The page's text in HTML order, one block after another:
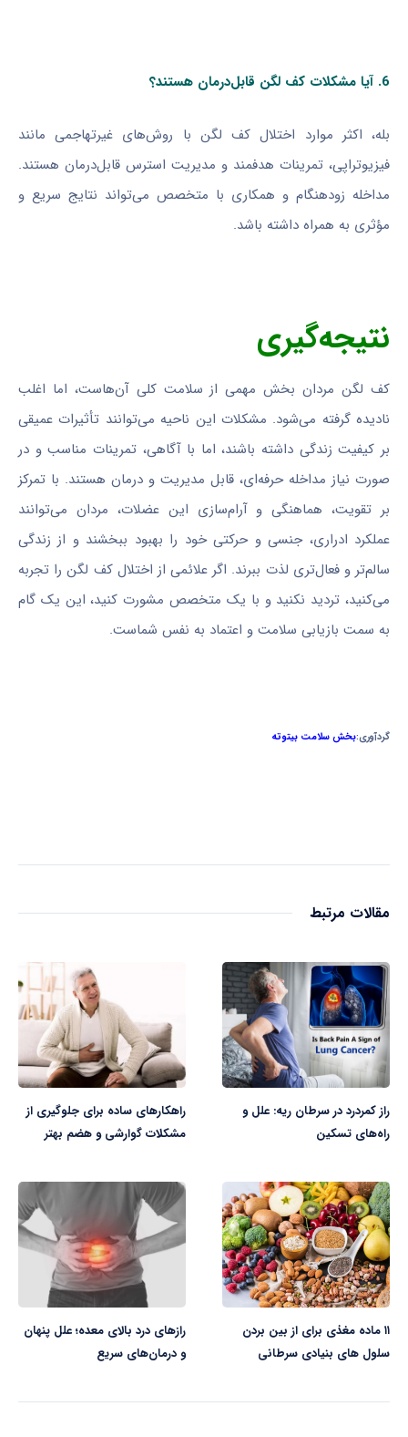
6. آیا مشکلات کف لگن قابل‌درمان هستند؟
بله، اکثر موارد اختلال کف لگن با روش‌های غیرتهاجمی مانند
فیزیوتراپی، تمرینات هدفمند و مدیریت استرس قابل‌درمان هستند.
مداخله زودهنگام و همکاری با متخصص می‌تواند نتایج سریع و
مؤثری به همراه داشته باشد.
نتیجه‌گیری
کف لگن مردان بخش مهمی از سلامت کلی آن‌هاست، اما اغلب
نادیده گرفته می‌شود. مشکلات این ناحیه می‌توانند تأثیرات عمیقی
بر کیفیت زندگی داشته باشند، اما با آگاهی، تمرینات مناسب و در
صورت نیاز مداخله حرفه‌ای، قابل مدیریت و درمان هستند. با تمرکز
بر تقویت، هماهنگی و آرام‌سازی این عضلات، مردان می‌توانند
عملکرد ادراری، جنسی و حرکتی خود را بهبود ببخشند و از زندگی
سالم‌تر و فعال‌تری لذت ببرند. اگر علائمی از اختلال کف لگن را تجربه
می‌کنید، تردید نکنید و با یک متخصص مشورت کنید، این یک گام
به سمت بازیابی سلامت و اعتماد به نفس شماست.
گردآوری:بخش سلامت بیتوته
مقالات مرتبط
راز کمردرد در سرطان ریه: علل و
راه‌های تسکین
راهکارهای ساده برای جلوگیری از
مشکلات گوارشی و هضم بهتر
۱۱ ماده مغذی برای از بین بردن
سلول های بنیادی سرطانی
رازهای درد بالای معده؛ علل پنهان
و درمان‌های سریع